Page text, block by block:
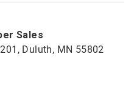
Sales
Duluth, MN 55802